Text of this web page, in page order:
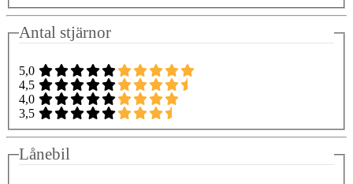
Antal stjärnor
5,0
4,5
4,0
3,5
Lånebil